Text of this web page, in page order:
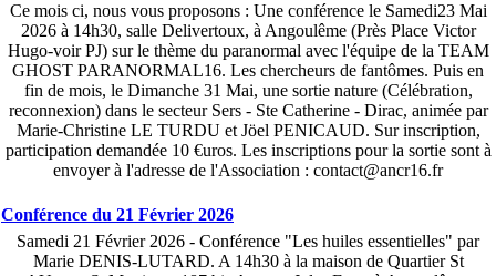
Ce mois ci, nous vous proposons : Une conférence le Samedi23 Mai
2026 à 14h30, salle Delivertoux, à Angoulême (Près Place Victor
Hugo-voir PJ) sur le thème du paranormal avec l'équipe de la TEAM
GHOST PARANORMAL16. Les chercheurs de fantômes. Puis en
fin de mois, le Dimanche 31 Mai, une sortie nature (Célébration,
reconnexion) dans le secteur Sers - Ste Catherine - Dirac, animée par
Marie-Christine LE TURDU et Jöel PENICAUD. Sur inscription,
participation demandée 10 €uros. Les inscriptions pour la sortie sont à
envoyer à l'adresse de l'Association : contact@ancr16.fr
Conférence du 21 Février 2026
Samedi 21 Février 2026 - Conférence "Les huiles essentielles" par
Marie DENIS-LUTARD. A 14h30 à la maison de Quartier St